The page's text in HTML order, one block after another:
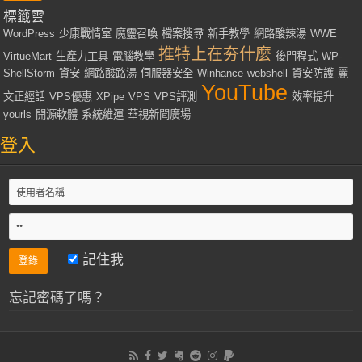
標籤雲
WordPress 少康戰情室 魔靈召喚 檔案搜尋 新手教學 網路酸辣湯 WWE
VirtueMart 生產力工具 電腦教學 推特上在夯什麼 後門程式 WP-
ShellStorm 資安 網路酸路湯 伺服器安全 Winhance webshell 資安防護 麗
文正經話 VPS優惠 XPipe VPS VPS評測 YouTube 效率提升
yourls 開源軟體 系統維運 華視新聞廣場
登入
記住我
忘記密碼了嗎？